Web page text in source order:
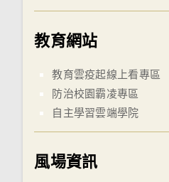
教育網站
教育雲疫起線上看專區
防治校園霸凌專區
自主學習雲端學院
風場資訊